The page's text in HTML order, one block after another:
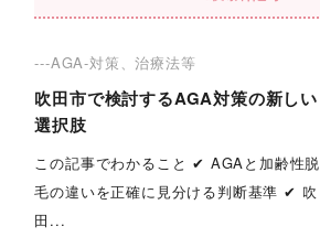
---AGA-対策、治療法等
吹田市で検討するAGA対策の新しい
選択肢
この記事でわかること ✔︎ AGAと加齢性脱
毛の違いを正確に見分ける判断基準 ✔︎ 吹
田...